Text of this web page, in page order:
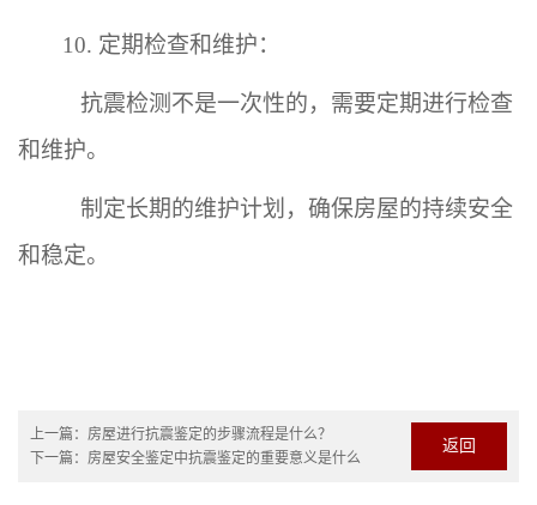
10. 定期检查和维护：
抗震检测不是一次性的，需要定期进行检查
和维护。
制定长期的维护计划，确保房屋的持续安全
和稳定。
上一篇： 房屋进行抗震鉴定的步骤流程是什么？
下一篇： 房屋安全鉴定中抗震鉴定的重要意义是什么
返回